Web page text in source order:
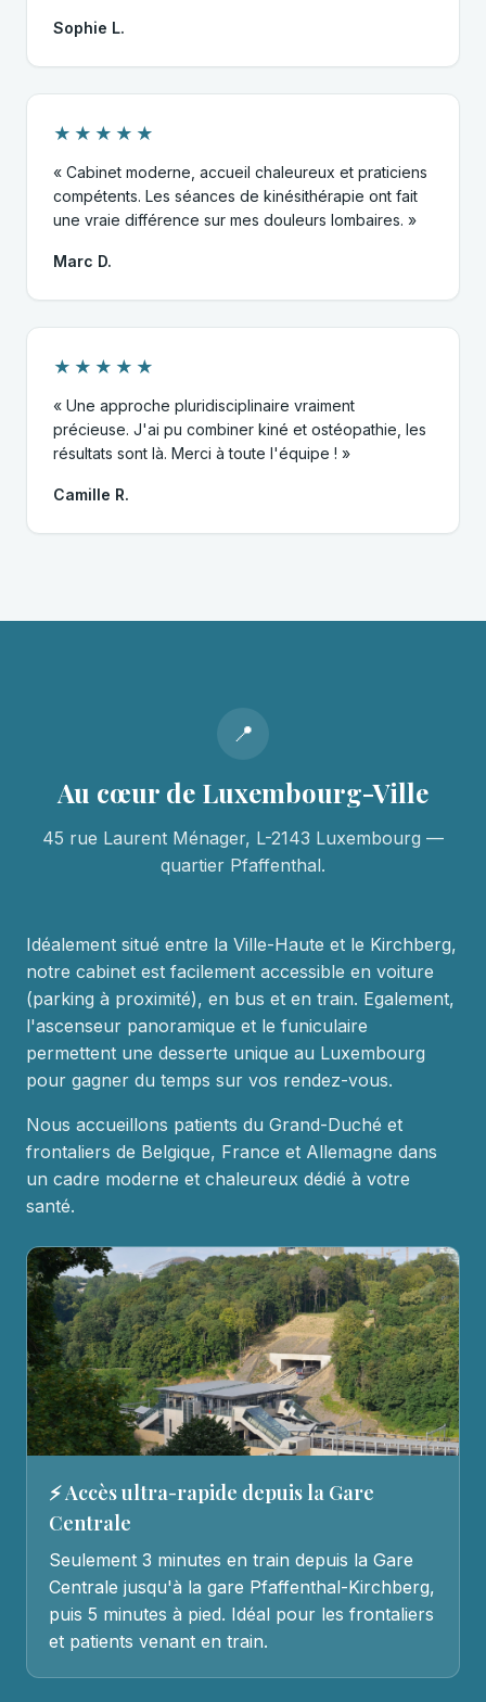
Sophie L.
★★★★★
« Cabinet moderne, accueil chaleureux et praticiens
compétents. Les séances de kinésithérapie ont fait
une vraie différence sur mes douleurs lombaires. »
Marc D.
★★★★★
« Une approche pluridisciplinaire vraiment
précieuse. J'ai pu combiner kiné et ostéopathie, les
résultats sont là. Merci à toute l'équipe ! »
Camille R.
📍
Au cœur de Luxembourg-Ville
45 rue Laurent Ménager, L-2143 Luxembourg —
quartier Pfaffenthal.
Idéalement situé entre la Ville-Haute et le Kirchberg,
notre cabinet est facilement accessible en voiture
(parking à proximité), en bus et en train. Egalement,
l'ascenseur panoramique et le funiculaire
permettent une desserte unique au Luxembourg
pour gagner du temps sur vos rendez-vous.
Nous accueillons patients du Grand-Duché et
frontaliers de Belgique, France et Allemagne dans
un cadre moderne et chaleureux dédié à votre
santé.
⚡ Accès ultra-rapide depuis la Gare
Centrale
Seulement 3 minutes en train depuis la Gare
Centrale jusqu'à la gare Pfaffenthal-Kirchberg,
puis 5 minutes à pied. Idéal pour les frontaliers
et patients venant en train.